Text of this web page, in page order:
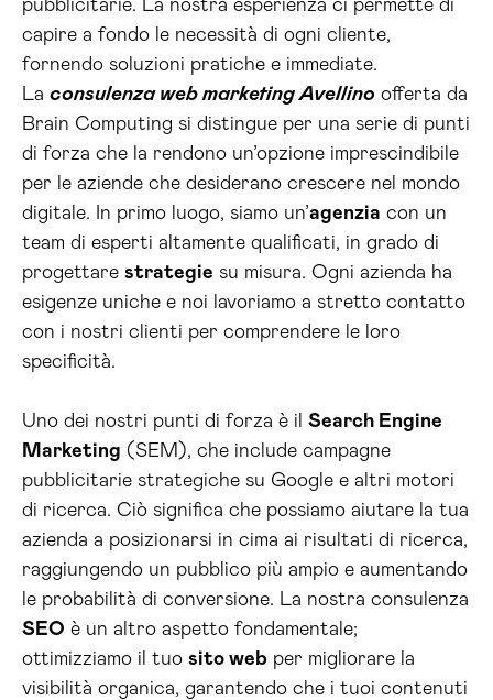
pubblicitarie. La nostra esperienza ci permette di
capire a fondo le necessità di ogni cliente,
fornendo soluzioni pratiche e immediate.
La consulenza web marketing Avellino offerta da
Brain Computing si distingue per una serie di punti
di forza che la rendono un’opzione imprescindibile
per le aziende che desiderano crescere nel mondo
digitale. In primo luogo, siamo un’agenzia con un
team di esperti altamente qualificati, in grado di
progettare strategie su misura. Ogni azienda ha
esigenze uniche e noi lavoriamo a stretto contatto
con i nostri clienti per comprendere le loro
specificità.
Uno dei nostri punti di forza è il Search Engine
Marketing (SEM), che include campagne
pubblicitarie strategiche su Google e altri motori
di ricerca. Ciò significa che possiamo aiutare la tua
azienda a posizionarsi in cima ai risultati di ricerca,
raggiungendo un pubblico più ampio e aumentando
le probabilità di conversione. La nostra consulenza
SEO è un altro aspetto fondamentale;
ottimizziamo il tuo sito web per migliorare la
visibilità organica, garantendo che i tuoi contenuti